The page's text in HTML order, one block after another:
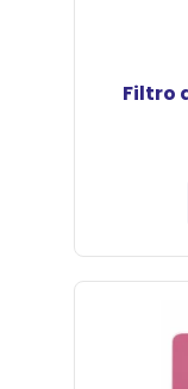
Filtro